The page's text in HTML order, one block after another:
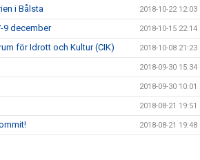
i Bålsta 2018-10-22 12:03
9 december 2018-10-15 22:14
för Idrott och Kultur (CIK) 2018-10-08 21:23
2018-09-30 15:34
2018-09-30 10:01
2018-08-21 19:51
2018-08-21 19:48